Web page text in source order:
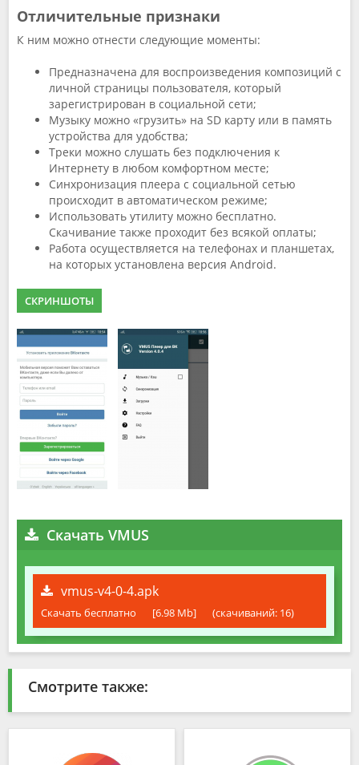
Отличительные признаки
К ним можно отнести следующие моменты:
Предназначена для воспроизведения композиций с
личной страницы пользователя, который
зарегистрирован в социальной сети;
Музыку можно «грузить» на SD карту или в память
устройства для удобства;
Треки можно слушать без подключения к
Интернету в любом комфортном месте;
Синхронизация плеера с социальной сетью
происходит в автоматическом режиме;
Использовать утилиту можно бесплатно.
Скачивание также проходит без всякой оплаты;
Работа осуществляется на телефонах и планшетах,
на которых установлена версия Android.
СКРИНШОТЫ
Скачать VMUS
vmus-v4-0-4.apk
Скачать бесплатно [6.98 Mb] (cкачиваний: 16)
Смотрите также: